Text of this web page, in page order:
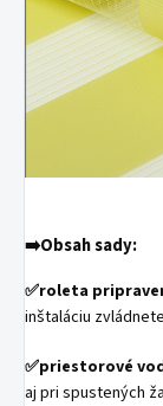
➡️Obsah sady:
✅roleta
inštaláciu
✅priestorové
aj pri spustených